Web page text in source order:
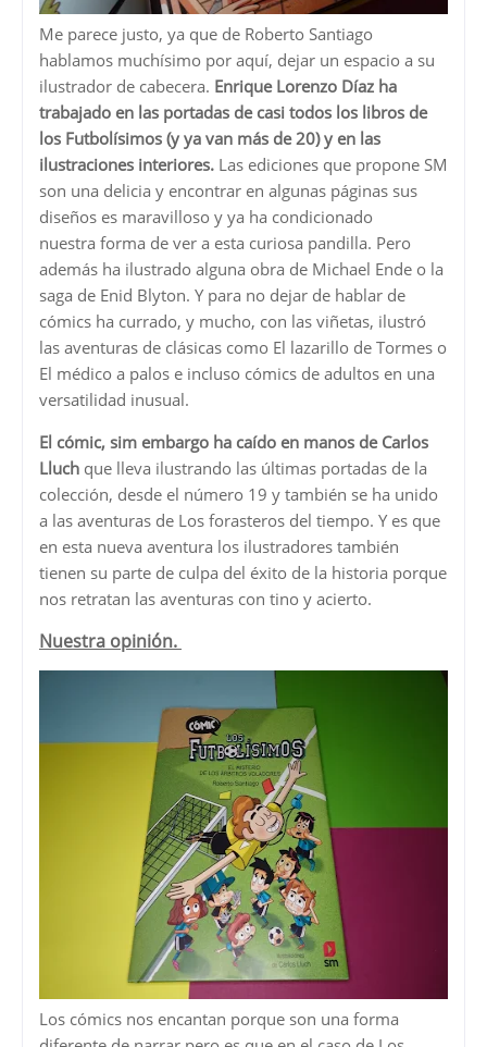
Me parece justo, ya que de Roberto Santiago
hablamos muchísimo por aquí, dejar un espacio a su
ilustrador de cabecera. Enrique Lorenzo Díaz ha
trabajado en las portadas de casi todos los libros de
los Futbolísimos (y ya van más de 20) y en las
ilustraciones interiores. Las ediciones que propone SM
son una delicia y encontrar en algunas páginas sus
diseños es maravilloso y ya ha condicionado
nuestra forma de ver a esta curiosa pandilla. Pero
además ha ilustrado alguna obra de Michael Ende o la
saga de Enid Blyton. Y para no dejar de hablar de
cómics ha currado, y mucho, con las viñetas, ilustró
las aventuras de clásicas como El lazarillo de Tormes o
El médico a palos e incluso cómics de adultos en una
versatilidad inusual.
El cómic, sim embargo ha caído en manos de Carlos
Lluch que lleva ilustrando las últimas portadas de la
colección, desde el número 19 y también se ha unido
a las aventuras de Los forasteros del tiempo. Y es que
en esta nueva aventura los ilustradores también
tienen su parte de culpa del éxito de la historia porque
nos retratan las aventuras con tino y acierto.
Nuestra opinión.
Los cómics nos encantan porque son una forma